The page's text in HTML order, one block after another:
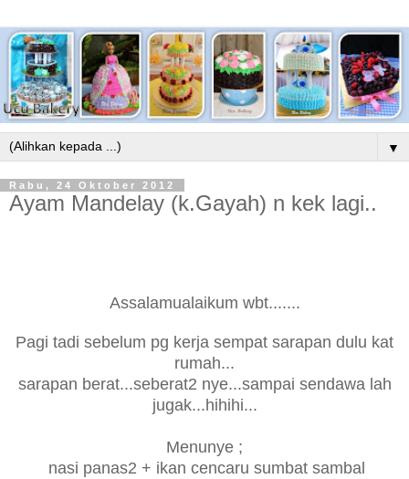
▼
Rabu, 24 Oktober 2012
Ayam Mandelay (k.Gayah) n kek lagi..
Assalamualaikum wbt.......
Pagi tadi sebelum pg kerja sempat sarapan dulu kat
rumah...
sarapan berat...seberat2 nye...sampai sendawa lah
jugak...hihihi...
Menunye ;
nasi panas2 + ikan cencaru sumbat sambal